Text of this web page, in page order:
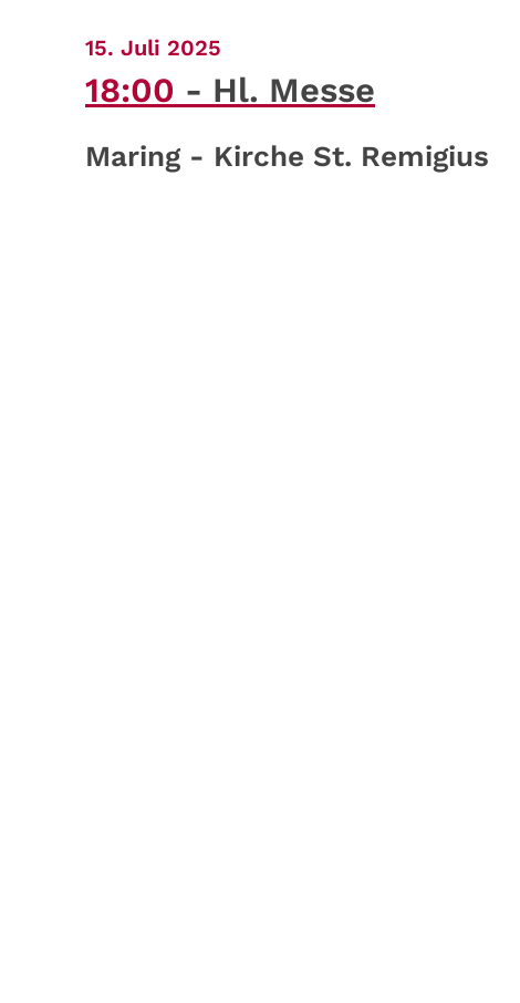
15. Juli 2025
18:00 Hl. Messe
Maring - Kirche St. Remigius